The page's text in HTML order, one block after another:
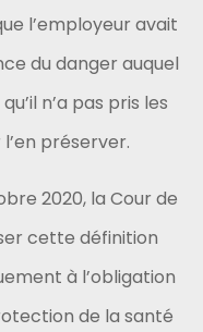
l’employeur avait
du danger auquel
n’a pas pris les
préserver.
2020, la Cour de
cette définition
à l’obligation
de la santé